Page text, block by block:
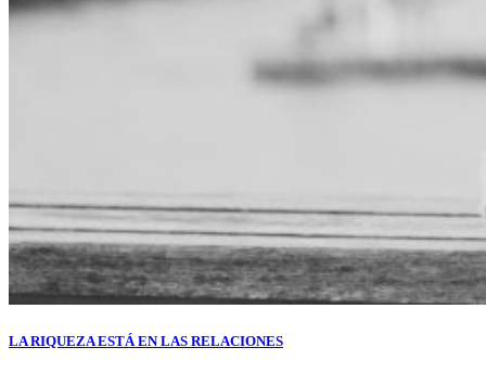
LA RIQUEZA ESTÁ EN LAS RELACIONES